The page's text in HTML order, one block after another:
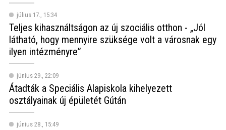
július 17., 15:34
Teljes kihasználtságon az új szociális otthon - „Jól
látható, hogy mennyire szüksége volt a városnak egy
ilyen intézményre”
június 29., 22:09
Átadták a Speciális Alapiskola kihelyezett
osztályainak új épületét Gútán
június 28., 15:49